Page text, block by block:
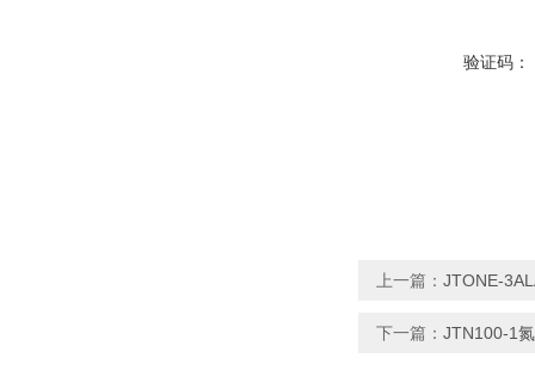
验证码：
上一篇： JTONE-
下一篇： JTN100-1